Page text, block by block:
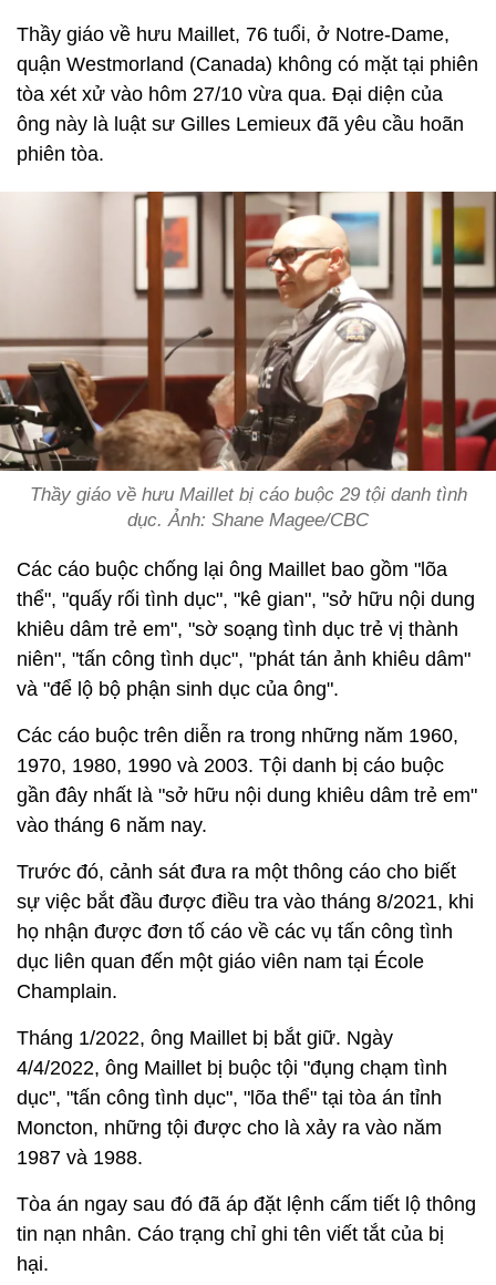
Thầy giáo về hưu Maillet, 76 tuổi, ở Notre-Dame,
quận Westmorland (Canada) không có mặt tại phiên
tòa xét xử vào hôm 27/10 vừa qua. Đại diện của
ông này là luật sư Gilles Lemieux đã yêu cầu hoãn
phiên tòa.
Thầy giáo về hưu Maillet bị cáo buộc 29 tội danh tình
dục. Ảnh: Shane Magee/CBC
Các cáo buộc chống lại ông Maillet bao gồm "lõa
thể", "quấy rối tình dục", "kê gian", "sở hữu nội dung
khiêu dâm trẻ em", "sờ soạng tình dục trẻ vị thành
niên", "tấn công tình dục", "phát tán ảnh khiêu dâm"
và "để lộ bộ phận sinh dục của ông".
Các cáo buộc trên diễn ra trong những năm 1960,
1970, 1980, 1990 và 2003. Tội danh bị cáo buộc
gần đây nhất là "sở hữu nội dung khiêu dâm trẻ em"
vào tháng 6 năm nay.
Trước đó, cảnh sát đưa ra một thông cáo cho biết
sự việc bắt đầu được điều tra vào tháng 8/2021, khi
họ nhận được đơn tố cáo về các vụ tấn công tình
dục liên quan đến một giáo viên nam tại École
Champlain.
Tháng 1/2022, ông Maillet bị bắt giữ. Ngày
4/4/2022, ông Maillet bị buộc tội "đụng chạm tình
dục", "tấn công tình dục", "lõa thể" tại tòa án tỉnh
Moncton, những tội được cho là xảy ra vào năm
1987 và 1988.
Tòa án ngay sau đó đã áp đặt lệnh cấm tiết lộ thông
tin nạn nhân. Cáo trạng chỉ ghi tên viết tắt của bị
hại.